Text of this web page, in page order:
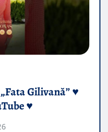
Gilivană” ♥️
♥️